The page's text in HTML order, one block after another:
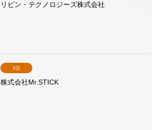
リビン・テクノロジーズ株式会社
3位
株式会社Mr.STICK